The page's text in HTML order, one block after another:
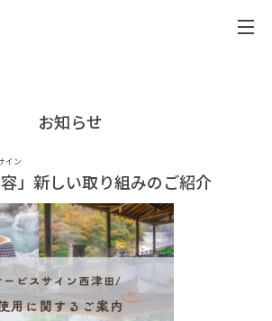
お知らせ
イン
」新しい取り組みのご紹介